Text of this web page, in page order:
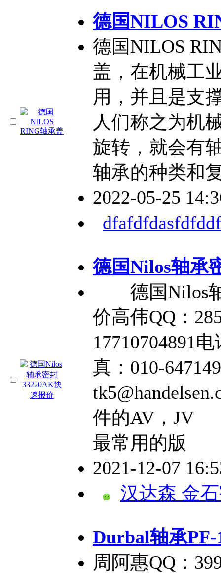
德国NILOS
德国NILOS
盖，在机械工
用，并且是支
人们称之为机
旋转，就会有
轴承的种类和
2022-05-25
德国Nilos轴承
德国Nilos轴
价高伟QQ：
17710704891
真：010-
件的AV，JV
最常用的版
2021-12-07
汉达森 金
Durbal轴承PF-
周阿惠QQ：